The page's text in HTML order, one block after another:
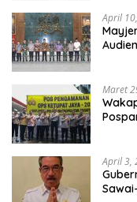
April
Maret
April 3,